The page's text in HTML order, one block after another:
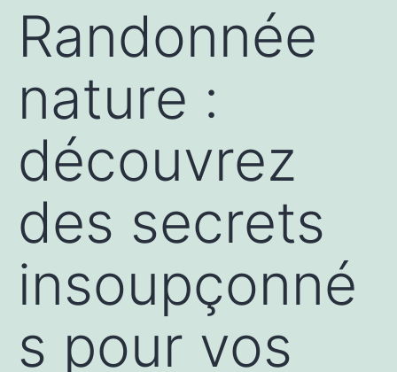
Randonnée
nature :
découvrez
des secrets
insoupçonné
s pour vos